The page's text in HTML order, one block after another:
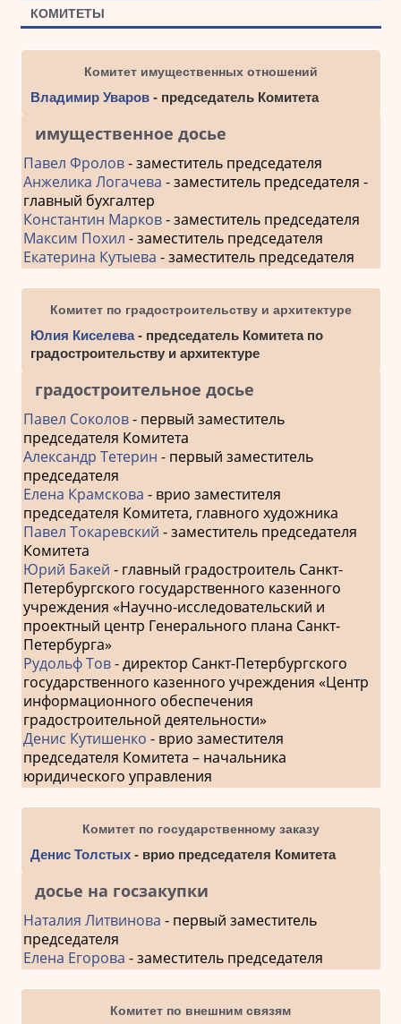
КОМИТЕТЫ
Комитет имущественных отношений
Владимир Уваров- председатель Комитета
имущественное досье
Павел Фролов- заместитель председателя
Анжелика Логачева - заместитель председателя -
главный бухгалтер
Константин Марков- заместитель председателя
Максим Похил - заместитель председателя
Екатерина Кутыева - заместитель председателя
Комитет по градостроительству и архитектуре
Юлия Киселева- председатель Комитета по
градостроительству и архитектуре
градостроительное досье
Павел Соколов- первый заместитель
председателя Комитета
Александр Тетерин - первый заместитель
председателя
Елена Крамскова - врио заместителя
председателя Комитета, главного художника
Павел Токаревский - заместитель председателя
Комитета
Юрий Бакей - главный градостроитель Санкт-
Петербургского государственного казенного
учреждения «Научно-исследовательский и
проектный центр Генерального плана Санкт-
Петербурга»
Рудольф Тов- директор Санкт-Петербургского
государственного казенного учреждения «Центр
информационного обеспечения
градостроительной деятельности»
Денис Кутишенко - врио заместителя
председателя Комитета – начальника
юридического управления
Комитет по государственному заказу
Денис Толстых- врио председателя Комитета
досье на госзакупки
Наталия Литвинова - первый заместитель
председателя
Елена Егорова - заместитель председателя
Комитет по внешним связям